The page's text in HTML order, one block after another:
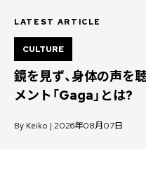
LATEST ARTICLE
CULTURE
鏡を見ず、身体の声を
メント「Gaga」とは?
By Keiko | 2026年08月07日